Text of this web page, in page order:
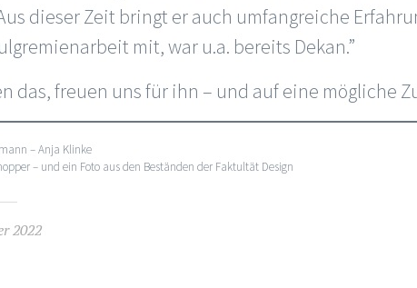
dieser Zeit bringt er auch umfangreiche
mit, war u.a. bereits Dekan.”
das, freuen uns für ihn – und auf eine mögliche
– Anja Klinke
– und ein Foto aus den Beständen der Faktultät Design
2022